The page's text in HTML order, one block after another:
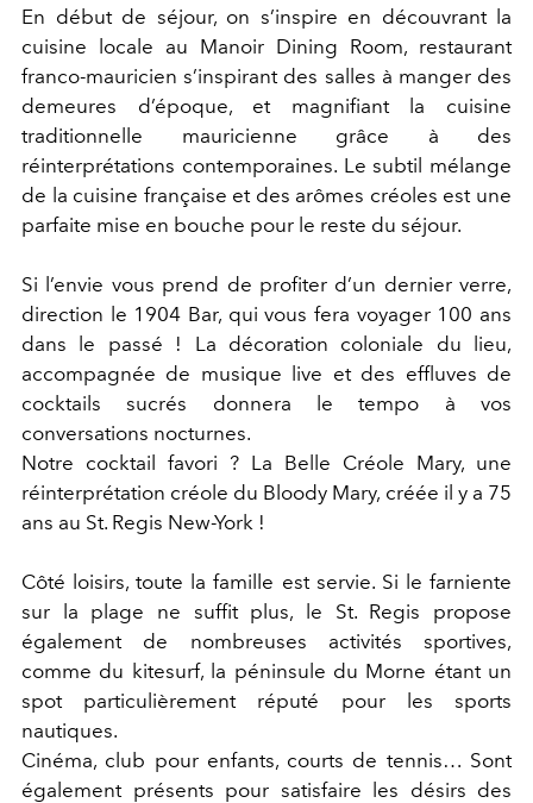
En début de séjour, on s’inspire en découvrant la
cuisine locale au Manoir Dining Room, restaurant
franco-mauricien s’inspirant des salles à manger des
demeures d’époque, et magnifiant la cuisine
traditionnelle mauricienne grâce à des
réinterprétations contemporaines. Le subtil mélange
de la cuisine française et des arômes créoles est une
parfaite mise en bouche pour le reste du séjour.
Si l’envie vous prend de profiter d’un dernier verre,
direction le 1904 Bar, qui vous fera voyager 100 ans
dans le passé ! La décoration coloniale du lieu,
accompagnée de musique live et des effluves de
cocktails sucrés donnera le tempo à vos
conversations nocturnes.
Notre cocktail favori ? La Belle Créole Mary, une
réinterprétation créole du Bloody Mary, créée il y a 75
ans au St. Regis New-York !
Côté loisirs, toute la famille est servie. Si le farniente
sur la plage ne suffit plus, le St. Regis propose
également de nombreuses activités sportives,
comme du kitesurf, la péninsule du Morne étant un
spot particulièrement réputé pour les sports
nautiques.
Cinéma, club pour enfants, courts de tennis… Sont
également présents pour satisfaire les désirs des